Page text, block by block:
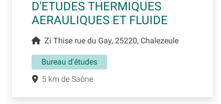
D'ETUDES THERMIQUES
AERAULIQUES ET FLUIDE
Zi Thise rue du Gay, 25220, Chalezeule
Bureau d'études
5 km de Saône